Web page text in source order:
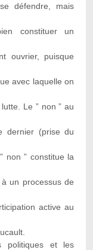
défendre, mais
constituer un
ouvrier, puisque
avec laquelle on
Le ” non ” au
dernier (prise du
non ” constitue la
un processus de
active au
politiques et les